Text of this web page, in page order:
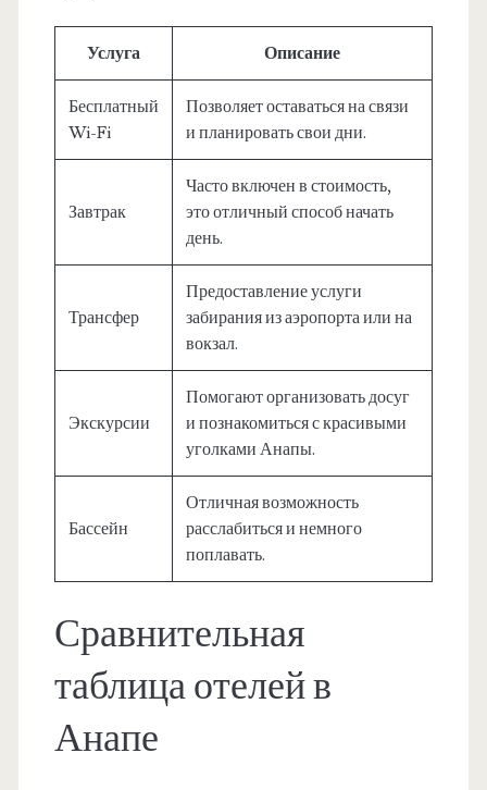
Услуга Описание
Бесплатный
Wi-Fi
Позволяет оставаться на связи
и планировать свои дни.
Завтрак
Часто включен в стоимость,
это отличный способ начать
день.
Трансфер
Предоставление услуги
забирания из аэропорта или на
вокзал.
Экскурсии
Помогают организовать досуг
и познакомиться с красивыми
уголками Анапы.
Бассейн
Отличная возможность
расслабиться и немного
поплавать.
Сравнительная
таблица отелей в
Анапе